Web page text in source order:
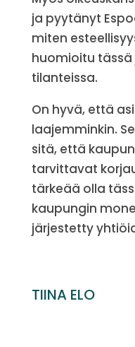
ja pyytänyt
miten
huomioitu
tilanteissa.
On hyvä, että
laajemminkin.
sitä, että
tarvittavat
tärkeää olla
kaupungin
järjestetty
TIINA ELO